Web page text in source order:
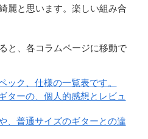
麗と思います。楽しい組み合
と、各コラムページに移動で
ック、仕様の一覧表です。
ターの、個人的感想とレビュ
、普通サイズのギターとの違